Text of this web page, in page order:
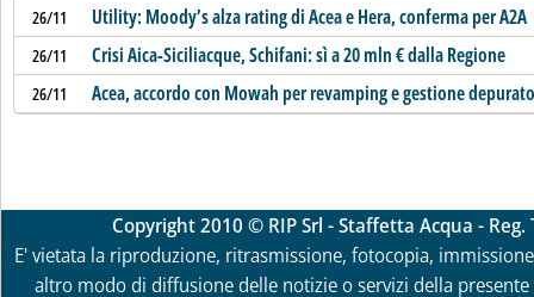
26/11 Utility: Moody’s alza rating di Acea e Hera, conferma per A2A
26/11 Crisi Aica-Siciliacque, Schifani: sì a 20 mln € dalla Regione
26/11 Acea, accordo con Mowah per revamping e gestione
Copyright 2010 © RIP Srl - Staffetta Acqua -
E' vietata la riproduzione, ritrasmissione, fotocopia,
altro modo di diffusione delle notizie o servizi della